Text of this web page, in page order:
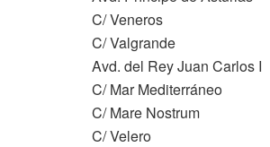
C/ Veneros
C/ Valgrande
Avd. del Rey Juan Carlos I
C/ Mar Mediterráneo
C/ Mare Nostrum
C/ Velero